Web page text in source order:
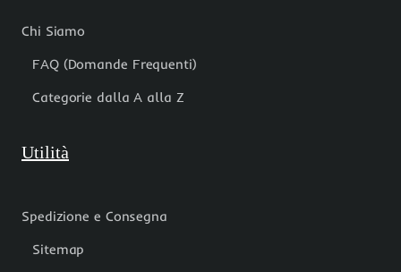
Chi Siamo
FAQ (Domande Frequenti)
Categorie dalla A alla Z
Utilità
Spedizione e Consegna
Sitemap